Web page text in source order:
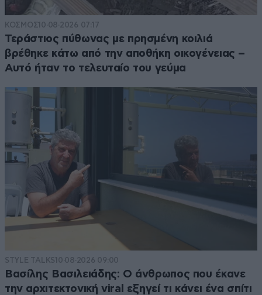
ΚΟΣΜΟΣ10·08·2026 07:17
Τεράστιος πύθωνας με πρησμένη κοιλιά
βρέθηκε κάτω από την αποθήκη οικογένειας –
Αυτό ήταν το τελευταίο του γεύμα
STYLE TALKS10·08·2026 09:00
Βασίλης Βασιλειάδης: Ο άνθρωπος που έκανε
την αρχιτεκτονική viral εξηγεί τι κάνει ένα σπίτι